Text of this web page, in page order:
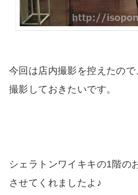
今回は店内撮影を控えたの
撮影しておきたいです。
シェラトンワイキキの1階の
させてくれましたよ♪